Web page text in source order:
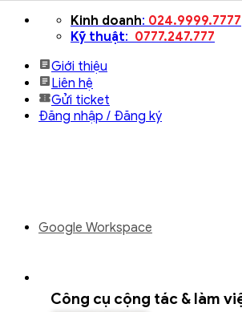
dung
Kinh doanh: 024.9999.7777
Kỹ thuật: 0777.247.777
Giới thiệu
Liên hệ
Gửi ticket
Đăng nhập / Đăng ký
Google Workspace
Công cụ cộng tác & làm